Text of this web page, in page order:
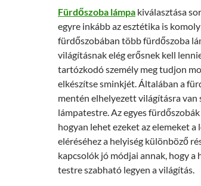
Fürdőszoba lámpa kiválasztása
egyre inkább az esztétika is
fürdőszobában több fürdőszoba
világításnak elég erősnek kell
tartózkodó személy meg tudjon
elkészítse sminkjét. Általában a
mentén elhelyezett világításra van
lámpatestre. Az egyes
hogyan lehet ezeket az elemeket
eléréséhez a helyiség különböző
kapcsolók jó módjai annak, hogy
testre szabható legyen a világítás.